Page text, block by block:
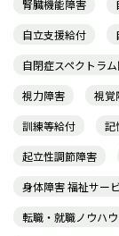
腎臓機能障害
自立支援給付
自閉症スペクトラ
視力障害
視覚
訓練等給付
記
起立性調節障害
身体障害 福祉サー
転職・就職ノウハウ